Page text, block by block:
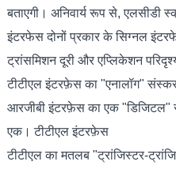
बताएगी। अनिवार्य रूप से, एलसीडी
इंटरफेस दोनों प्रकार के सिग्नल
ट्रांसमिशन दूरी और एप्लिकेशन
टीटीएल इंटरफ़ेस का "एनालॉग"
आरजीबी इंटरफ़ेस का एक
एक। टीटीएल इंटरफ़ेस
टीटीएल का मतलब "ट्रांजिस्टर-